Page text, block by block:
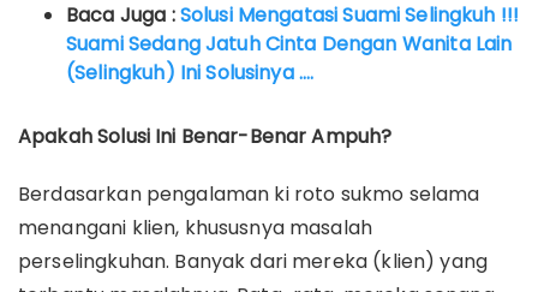
Baca Juga :Solusi Mengatasi Suami Selingkuh !!!
Suami Sedang Jatuh Cinta Dengan Wanita Lain
(Selingkuh) Ini Solusinya ….
Apakah Solusi Ini Benar-Benar Ampuh?
Berdasarkan pengalaman ki roto sukmo selama
menangani klien, khususnya masalah
perselingkuhan. Banyak dari mereka (klien) yang